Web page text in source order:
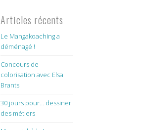
Articles récents
Le Mangakoaching a
déménagé !
Concours de
colorisation avec Elsa
Brants
30 jours pour… dessiner
des métiers